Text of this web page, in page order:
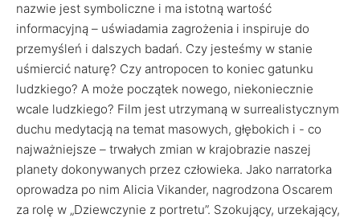
nazwie jest symboliczne i ma istotną wartość
informacyjną – uświadamia zagrożenia i inspiruje do
przemyśleń i dalszych badań. Czy jesteśmy w stanie
uśmiercić naturę? Czy antropocen to koniec gatunku
ludzkiego? A może początek nowego, niekoniecznie
wcale ludzkiego? Film jest utrzymaną w surrealistycznym
duchu medytacją na temat masowych, głębokich i - co
najważniejsze – trwałych zmian w krajobrazie naszej
planety dokonywanych przez człowieka. Jako narratorka
oprowadza po nim Alicia Vikander, nagrodzona Oscarem
za rolę w „Dziewczynie z portretu”. Szokujący, urzekający,